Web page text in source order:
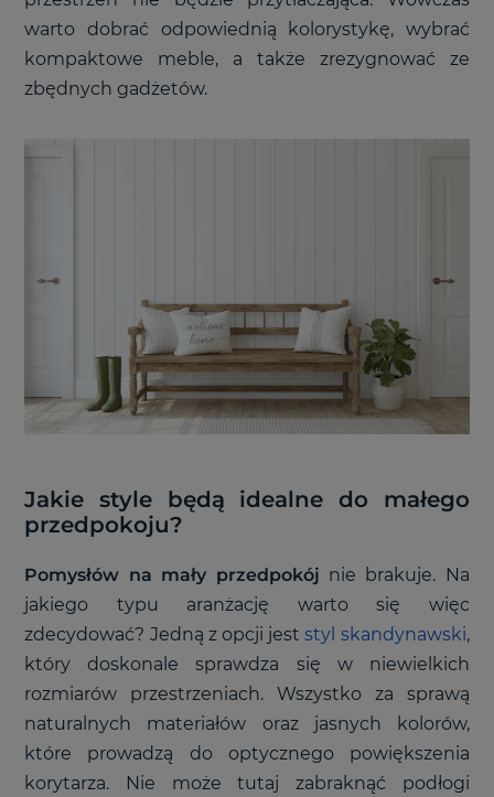
warto dobrać odpowiednią kolorystykę, wybrać
kompaktowe meble, a także zrezygnować ze
zbędnych gadżetów.
Jakie style będą idealne do małego
przedpokoju?
Pomysłów na mały przedpokój nie brakuje. Na
jakiego typu aranżację warto się więc
zdecydować? Jedną z opcji jeststyl skandynawski,
który doskonale sprawdza się w niewielkich
rozmiarów przestrzeniach. Wszystko za sprawą
naturalnych materiałów oraz jasnych kolorów,
które prowadzą do optycznego powiększenia
korytarza. Nie może tutaj zabraknąć podłogi